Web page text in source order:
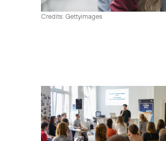
Credits: Gettyimages